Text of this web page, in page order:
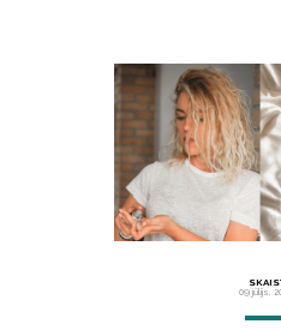
09 jūlijs,